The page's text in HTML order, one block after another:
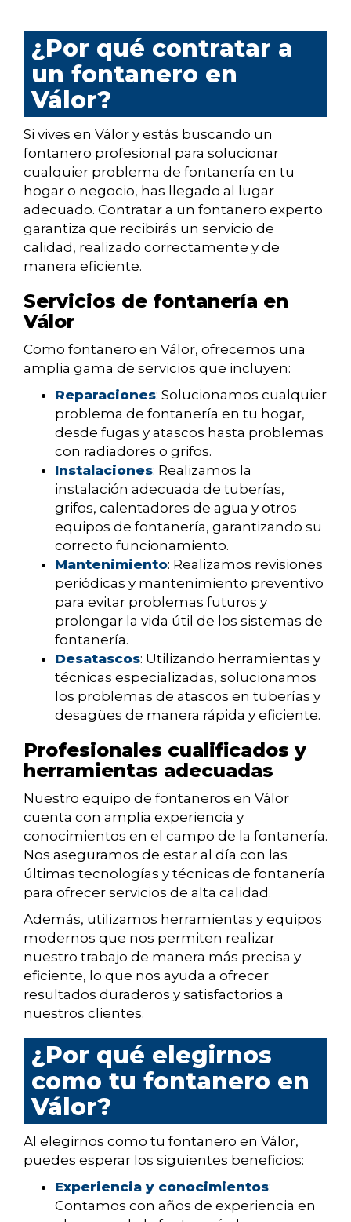
¿Por qué contratar a
un fontanero en
Válor?
Si vives en Válor y estás buscando un
fontanero profesional para solucionar
cualquier problema de fontanería en tu
hogar o negocio, has llegado al lugar
adecuado. Contratar a un fontanero experto
garantiza que recibirás un servicio de
calidad, realizado correctamente y de
manera eficiente.
Servicios de fontanería en
Válor
Como fontanero en Válor, ofrecemos una
amplia gama de servicios que incluyen:
Reparaciones: Solucionamos cualquier
problema de fontanería en tu hogar,
desde fugas y atascos hasta problemas
con radiadores o grifos.
Instalaciones: Realizamos la
instalación adecuada de tuberías,
grifos, calentadores de agua y otros
equipos de fontanería, garantizando su
correcto funcionamiento.
Mantenimiento: Realizamos revisiones
periódicas y mantenimiento preventivo
para evitar problemas futuros y
prolongar la vida útil de los sistemas de
fontanería.
Desatascos: Utilizando herramientas y
técnicas especializadas, solucionamos
los problemas de atascos en tuberías y
desagües de manera rápida y eficiente.
Profesionales cualificados y
herramientas adecuadas
Nuestro equipo de fontaneros en Válor
cuenta con amplia experiencia y
conocimientos en el campo de la fontanería.
Nos aseguramos de estar al día con las
últimas tecnologías y técnicas de fontanería
para ofrecer servicios de alta calidad.
Además, utilizamos herramientas y equipos
modernos que nos permiten realizar
nuestro trabajo de manera más precisa y
eficiente, lo que nos ayuda a ofrecer
resultados duraderos y satisfactorios a
nuestros clientes.
¿Por qué elegirnos
como tu fontanero en
Válor?
Al elegirnos como tu fontanero en Válor,
puedes esperar los siguientes beneficios:
Experiencia y conocimientos:
Contamos con años de experiencia en